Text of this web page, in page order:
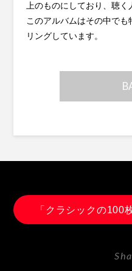
上のものにしており、聴く
このアルバムはその中で
リングしています。
「クラシックの100